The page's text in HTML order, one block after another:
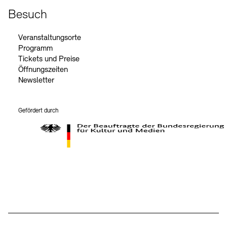
Besuch
Veranstaltungsorte
Programm
Tickets und Preise
Öffnungszeiten
Newsletter
Gefördert durch